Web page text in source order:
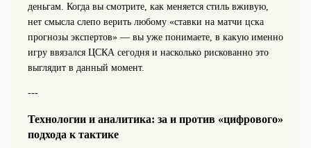
деньгам. Когда вы смотрите, как меняется стиль вживую,
нет смысла слепо верить любому «ставки на матчи цска
прогнозы экспертов» — вы уже понимаете, в какую именно
игру ввязался ЦСКА сегодня и насколько рискованно это
выглядит в данный момент.
---
Технологии и аналитика: за и против «цифрового»
подхода к тактике